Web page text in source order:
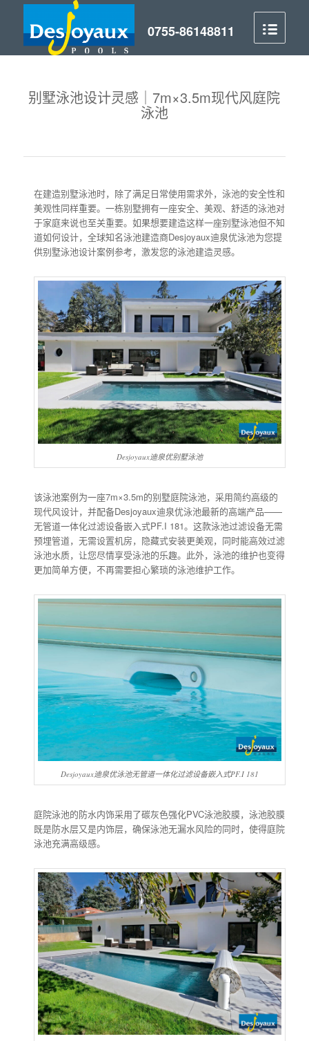
别墅泳池设计灵感｜7m×3.5m现代风庭院
泳池
在建造别墅泳池时，除了满足日常使用需求外，泳池的安全性和
美观性同样重要。一栋别墅拥有一座安全、美观、舒适的泳池对
于家庭来说也至关重要。如果想要建造这样一座别墅泳池但不知
道如何设计，全球知名泳池建造商Desjoyaux迪泉优泳池为您提
供别墅泳池设计案例参考，激发您的泳池建造灵感。
Desjoyaux迪泉优别墅泳池
该泳池案例为一座7m×3.5m的别墅庭院泳池，采用简约高级的
现代风设计，并配备Desjoyaux迪泉优泳池最新的高端产品——
无管道一体化过滤设备嵌入式PF.I 181。这款泳池过滤设备无需
预埋管道，无需设置机房，隐藏式安装更美观，同时能高效过滤
泳池水质，让您尽情享受泳池的乐趣。此外，泳池的维护也变得
更加简单方便，不再需要担心繁琐的泳池维护工作。
Desjoyaux迪泉优泳池无管道一体化过滤设备嵌入式PF.I 181
庭院泳池的防水内饰采用了碳灰色强化PVC泳池胶膜，泳池胶膜
既是防水层又是内饰层，确保泳池无漏水风险的同时，使得庭院
泳池充满高级感。